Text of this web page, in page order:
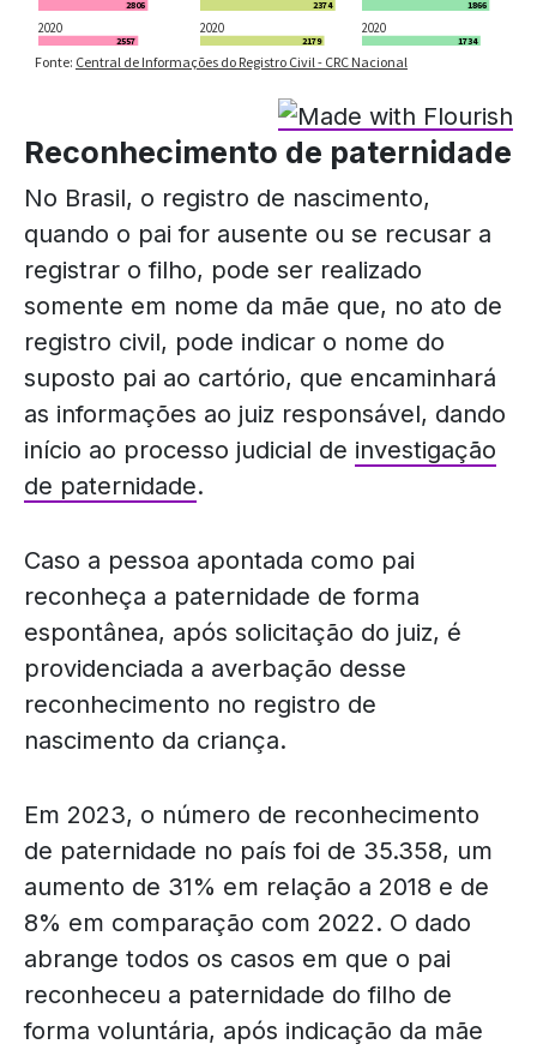
Reconhecimento de paternidade
No Brasil, o registro de nascimento,
quando o pai for ausente ou se recusar a
registrar o filho, pode ser realizado
somente em nome da mãe que, no ato de
registro civil, pode indicar o nome do
suposto pai ao cartório, que encaminhará
as informações ao juiz responsável, dando
início ao processo judicial de investigação
de paternidade.
Caso a pessoa apontada como pai
reconheça a paternidade de forma
espontânea, após solicitação do juiz, é
providenciada a averbação desse
reconhecimento no registro de
nascimento da criança.
Em 2023, o número de reconhecimento
de paternidade no país foi de 35.358, um
aumento de 31% em relação a 2018 e de
8% em comparação com 2022. O dado
abrange todos os casos em que o pai
reconheceu a paternidade do filho de
forma voluntária, após indicação da mãe